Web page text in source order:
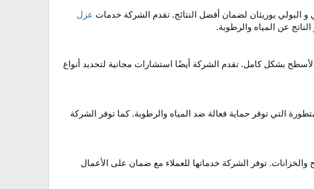
البولي يوريثان لضمان أفضل النتائج. تقدم الشركة خدمات عزل
عن المياه والرطوبة.
بشكل كامل. تقدم الشركة أيضًا استشارات مجانية لتحديد أنواع
التي توفر حماية فعالة ضد المياه والرطوبة. كما توفر الشركة
توفر الشركة خدماتها للعملاء مع ضمان على الأعمال